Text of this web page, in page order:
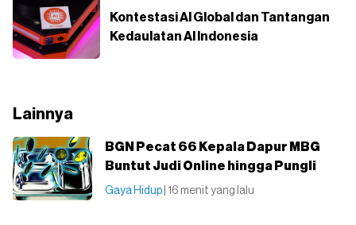
Kontestasi AI Global dan Tantangan
Kedaulatan AI Indonesia
Lainnya
BGN Pecat 66 Kepala Dapur MBG
Buntut Judi Online hingga Pungli
Gaya Hidup | 16 menit yang lalu